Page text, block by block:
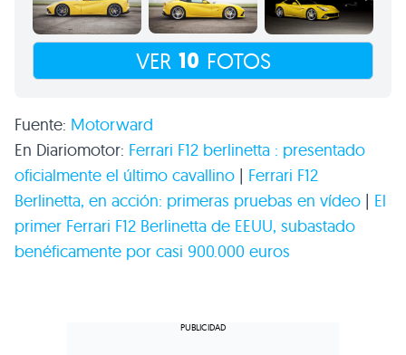
VER 10 FOTOS
Fuente: Motorward
En Diariomotor: Ferrari F12 berlinetta : presentado
oficialmente el último cavallino | Ferrari F12
Berlinetta, en acción: primeras pruebas en vídeo | El
primer Ferrari F12 Berlinetta de EEUU, subastado
benéficamente por casi 900.000 euros